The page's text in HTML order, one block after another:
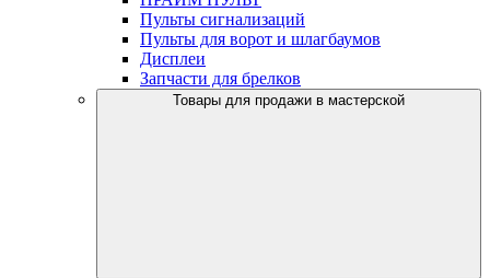
Пульты сигнализаций
Пульты для ворот и шлагбаумов
Дисплеи
Запчасти для брелков
Товары для продажи в мастерской